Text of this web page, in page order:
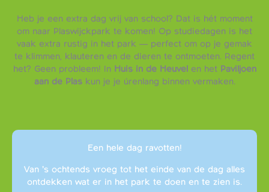
Heb je een extra dag vrij van school? Dat is hét moment
om naar Plaswijckpark te komen! Op studiedagen is het
vaak extra rustig in het park — perfect om op je gemak
te klimmen, klauteren en de dieren te ontmoeten. Regent
het? Geen probleem! In Huis in de Heuvelen het Paviljoen
aan de Plaskun je je úrenlang binnen vermaken.
Een hele dag ravotten!
Van ’s ochtends vroeg tot het einde van de dag alles
ontdekken wat er in het park te doen en te zien is.